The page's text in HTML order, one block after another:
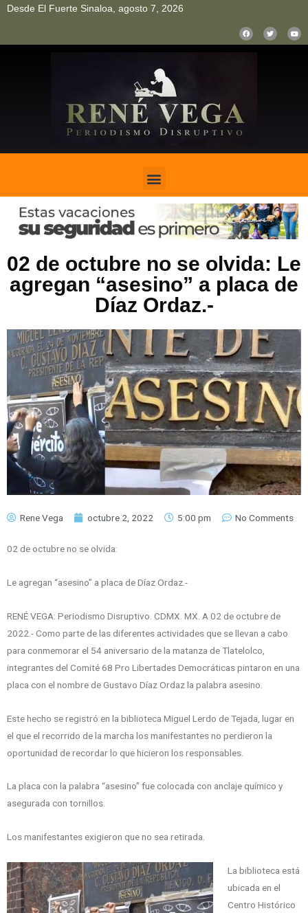
Desde El Fuerte Sinaloa, agosto 7, 2026
02 de octubre no se olvida: Le
agregan “asesino” a placa de
Díaz Ordaz.-
Rene Vega octubre 2, 2022 5:00 pm No Comments
02 de octubre no se olvida:
Le agregan “asesino” a placa de Díaz Ordaz.-
RENÉ VEGA: Periodismo Disruptivo. CDMX. MX. A 02 de octubre de
2022.- Como parte de las diferentes actividades que se llevan a cabo
para conmemorar el 54 aniversario de la matanza de Tlatelolco,
integrantes del Comité 68 Pro Libertades Democráticas pintaron en una
placa con el nombre de Gustavo Díaz Ordaz la palabra asesino.
Este hecho se registró en la biblioteca Miguel Lerdo de Tejada, lugar en
el que el recorrido de la marcha los manifestantes no perdieron la
oportunidad de recordar lo que hicieron los responsables.
La placa con la palabra “asesino” fue colocada con anclaje químico y
asegurada con tornillos.
Los manifestantes exigieron que no sea retirada.
La biblioteca está
ubicada en el
Centro Histórico